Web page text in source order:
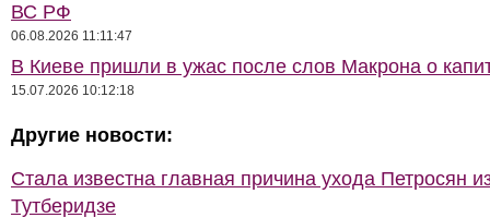
ВС РФ
06.08.2026 11:11:47
В Киеве пришли в ужас после слов Макрона о
15.07.2026 10:12:18
Другие новости:
Стала известна главная причина ухода Петросян
Тутберидзе